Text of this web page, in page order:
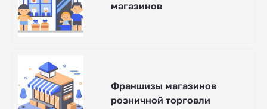
магазинов
Франшизы магазинов
розничной торговли